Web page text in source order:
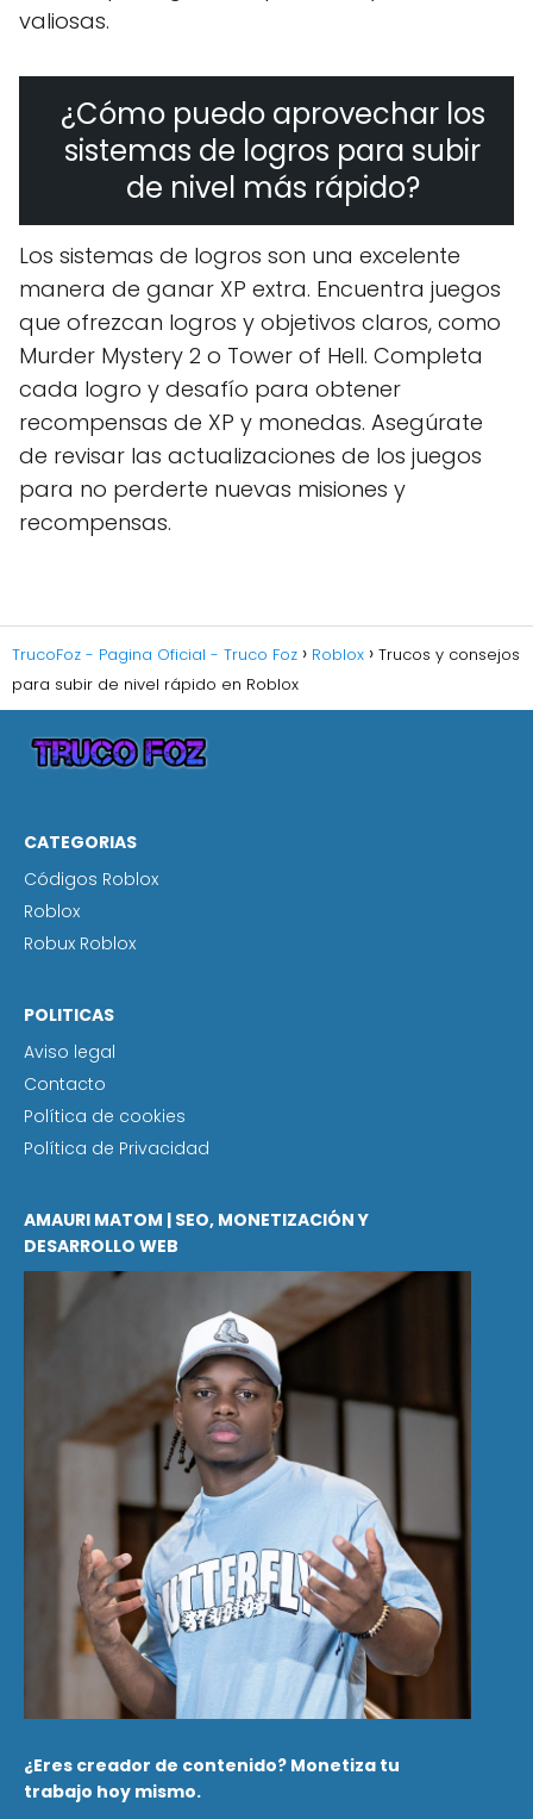
valiosas.
¿Cómo puedo aprovechar los
sistemas de logros para subir
de nivel más rápido?
Los sistemas de logros son una excelente
manera de ganar XP extra. Encuentra juegos
que ofrezcan logros y objetivos claros, como
Murder Mystery 2 o Tower of Hell. Completa
cada logro y desafío para obtener
recompensas de XP y monedas. Asegúrate
de revisar las actualizaciones de los juegos
para no perderte nuevas misiones y
recompensas.
TrucoFoz - Pagina Oficial - Truco Foz Roblox
Trucos y consejos
para subir de nivel rápido en Roblox
CATEGORIAS
Códigos Roblox
Roblox
Robux Roblox
POLITICAS
Aviso legal
Contacto
Política de cookies
Política de Privacidad
AMAURI MATOM | SEO, MONETIZACIÓN Y
DESARROLLO WEB
¿Eres creador de contenido? Monetiza tu
trabajo hoy mismo.